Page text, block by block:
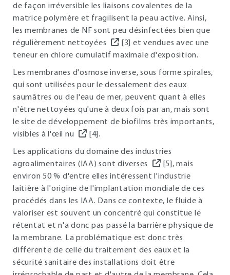
de façon irréversible les liaisons covalentes de la
matrice polymère et fragilisent la peau active. Ainsi,
les membranes de NF sont peu désinfectées bien que
régulièrement nettoyées
[3] et vendues avec une
teneur en chlore cumulatif maximale d'exposition.
Les membranes d'osmose inverse, sous forme spirales,
qui sont utilisées pour le dessalement des eaux
saumâtres ou de l'eau de mer, peuvent quant à elles
n'être nettoyées qu'une à deux fois par an, mais sont
le site de développement de biofilms très importants,
visibles à l'œil nu
[4].
Les applications du domaine des industries
agroalimentaires (IAA) sont diverses
[5], mais
environ 50 % d'entre elles intéressent l'industrie
laitière à l'origine de l'implantation mondiale de ces
procédés dans les IAA. Dans ce contexte, le fluide à
valoriser est souvent un concentré qui constitue le
rétentat et n'a donc pas passé la barrière physique de
la membrane. La problématique est donc très
différente de celle du traitement des eaux et la
sécurité sanitaire des installations doit être